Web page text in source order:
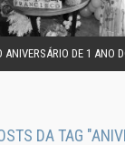
DA TAG